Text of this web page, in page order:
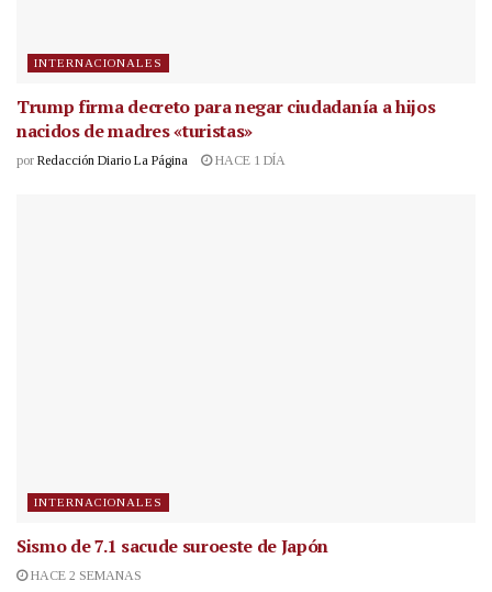
INTERNACIONALES
Trump firma decreto para negar ciudadanía a hijos
nacidos de madres «turistas»
por Redacción Diario La Página HACE 1 DÍA
INTERNACIONALES
Sismo de 7.1 sacude suroeste de Japón
HACE 2 SEMANAS